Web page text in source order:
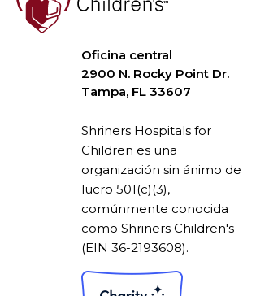
Oficina central
2900 N. Rocky Point Dr.
Tampa, FL 33607
Shriners Hospitals for
Children es una
organización sin ánimo de
lucro 501(c)(3),
comúnmente conocida
como Shriners Children's
(EIN 36-2193608).